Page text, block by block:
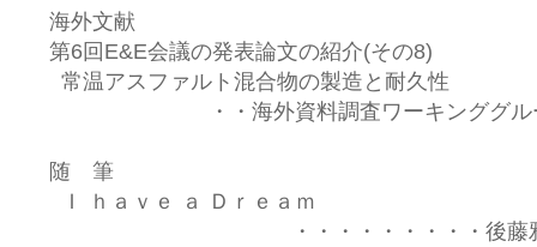
海外文献
第6回E&E会議の発表論文の紹介(その8)
常温アスファルト混合物の製造と耐久性
・・海外資料調査ワーキンググル
随 筆
Ｉ ｈａｖｅ ａ Ｄｒｅａｍ
・・・・・・・・・後藤